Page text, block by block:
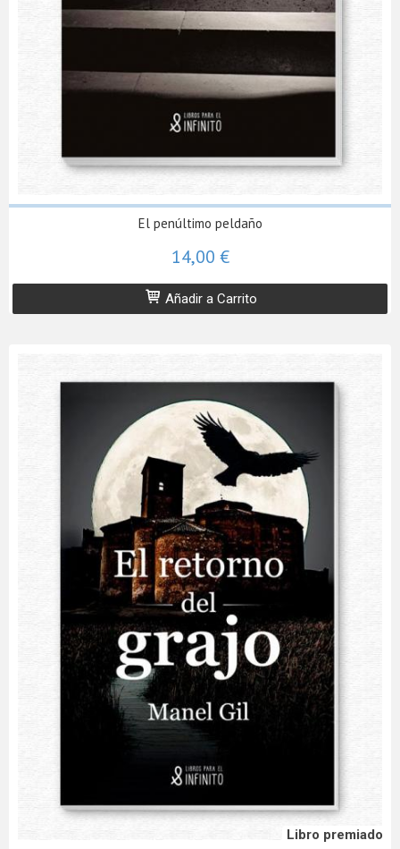
El penúltimo peldaño
14,00 €
Añadir a Carrito
Libro premiado